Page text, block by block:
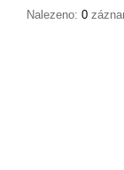
Nalezeno: 0